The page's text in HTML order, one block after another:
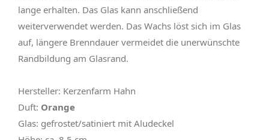
lange erhalten. Das Glas kann anschließend
weiterverwendet werden. Das Wachs löst sich im Glas
auf, längere Brenndauer vermeidet die unerwünschte
Randbildung am Glasrand.
Hersteller: Kerzenfarm Hahn
Duft: Orange
Glas: gefrostet/satiniert mit Aludeckel